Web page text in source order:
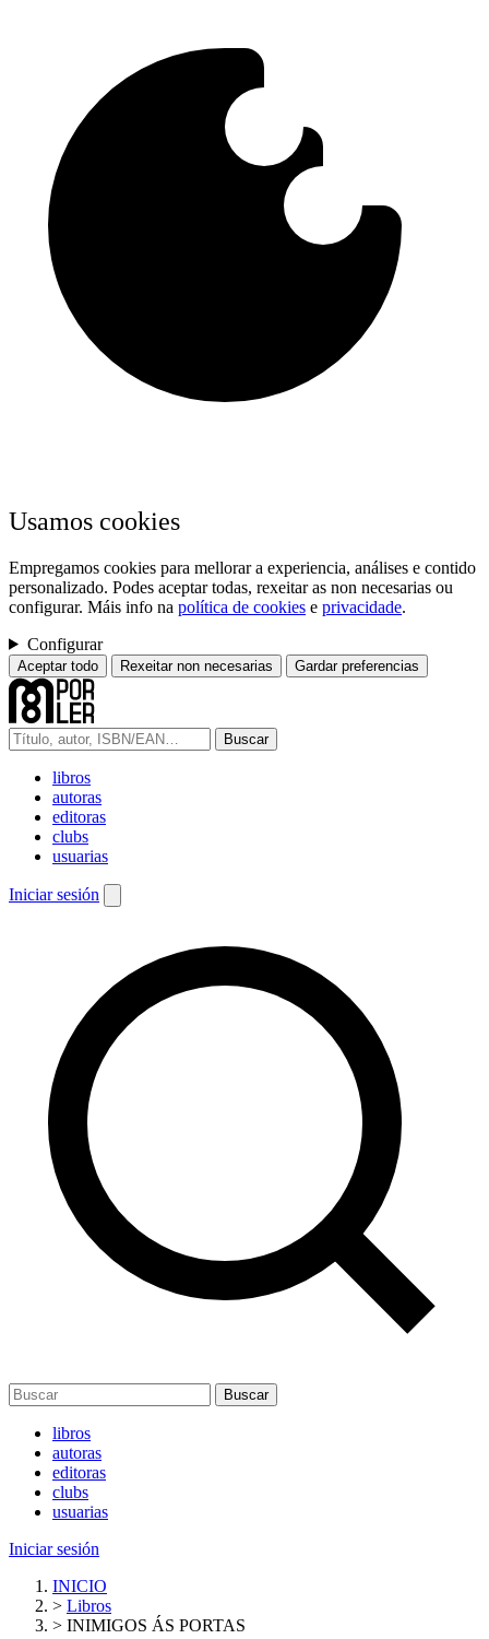
Usamos cookies
Empregamos cookies para mellorar a experiencia, análises e contido
personalizado. Podes aceptar todas, rexeitar as non necesarias ou
configurar. Máis info na política de cookies e privacidade.
Configurar
Aceptar todo Rexeitar non necesarias Gardar preferencias
Buscar
libros
autoras
editoras
clubs
usuarias
Iniciar sesión
Buscar
libros
autoras
editoras
clubs
usuarias
Iniciar sesión
INICIO
> Libros
> INIMIGOS ÁS PORTAS